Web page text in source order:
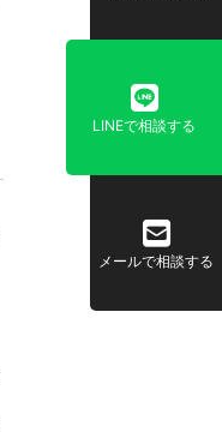
LINEで相談する
メールで相談する